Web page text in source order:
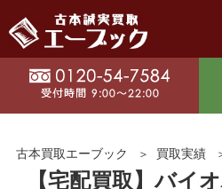
古本買取エーブック 買取実績
【宅配買取】バイ